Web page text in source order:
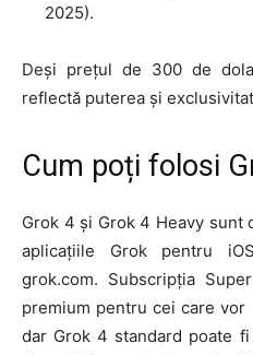
2025).
Deși prețul de 300 de
reflectă puterea și
Cum poți folosi
Grok 4 și Grok 4 Heavy sunt
aplicațiile Grok pentru
grok.com. Subscripția
premium pentru cei care vor
dar Grok 4 standard poate